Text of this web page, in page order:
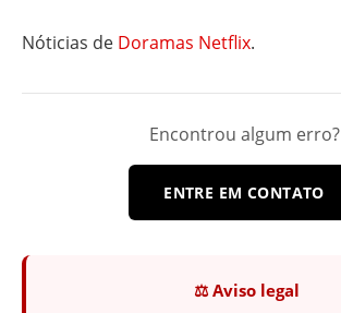
Nóticias de Doramas Netflix.
Encontrou algum erro?
ENTRE EM CONTATO
⚖️ Aviso legal